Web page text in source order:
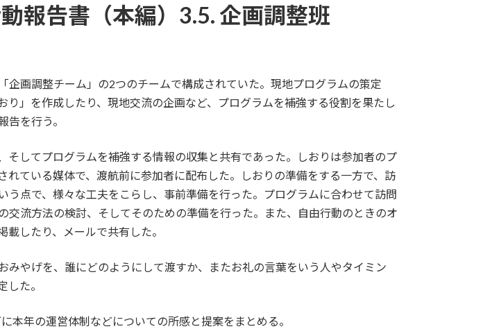
報告書（本編）3.5. 企画調整班
画調整チーム」の2つのチームで構成されていた。現地プログラムの策定
」を作成したり、現地交流の企画など、プログラムを補強する役割を果たし
を行う。
してプログラムを補強する情報の収集と共有であった。しおりは参加者のプ
ている媒体で、渡航前に参加者に配布した。しおりの準備をする一方で、訪
点で、様々な工夫をこらし、事前準備を行った。プログラムに合わせて訪問
流方法の検討、そしてそのための準備を行った。また、自由行動のときのオ
したり、メールで共有した。
やげを、誰にどのようにして渡すか、またお礼の言葉をいう人やタイミン
た。
本年の運営体制などについての所感と提案をまとめる。